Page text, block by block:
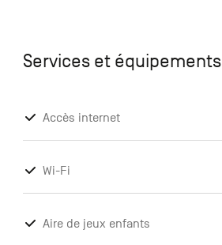
Services et équipements
Accès internet
Wi-Fi
Aire de jeux enfants